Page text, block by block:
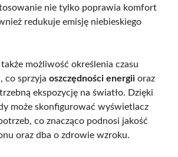
nie tylko poprawia komfort
redukuje emisję niebieskiego
możliwość określenia czasu
co sprzyja oszczędności energii oraz
ekspozycję na światło. Dzięki
może skonfigurować wyświetlacz
co znacząco podnosi jakość
oraz dba o zdrowie wzroku.